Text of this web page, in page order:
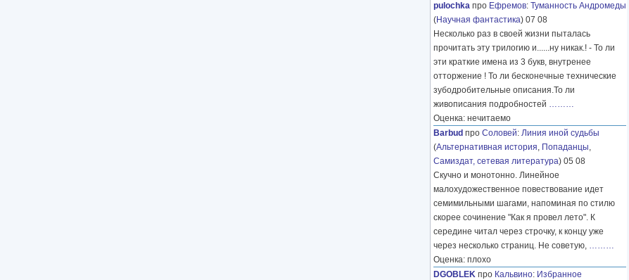
pulochka про Ефремов: Туманность Андромеды
(Научная фантастика) 07 08
Несколько раз в своей жизни пыталась
прочитать эту трилогию и......ну никак.! - То ли
эти краткие имена из 3 букв, внутренее
отторжение ! То ли бесконечные технические
зубодробительные описания.То ли
живописания подробностей ………
Оценка: нечитаемо
Barbud про Соловей: Линия иной судьбы
(Альтернативная история, Попаданцы,
Самиздат, сетевая литература) 05 08
Скучно и монотонно. Линейное
малохудожественное повествование идет
семимильными шагами, напоминая по стилю
скорее сочинение "Как я провел лето". К
середине читал через строчку, к концу уже
через несколько страниц. Не советую, ………
Оценка: плохо
DGOBLEK про Кальвино: Избранное